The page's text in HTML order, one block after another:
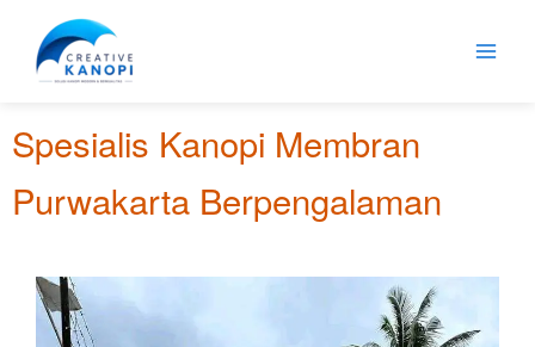
konten
Spesialis Kanopi Membran
Purwakarta Berpengalaman